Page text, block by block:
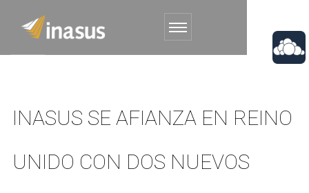
INASUS SE AFIANZA EN REINO
UNIDO CON DOS NUEVOS